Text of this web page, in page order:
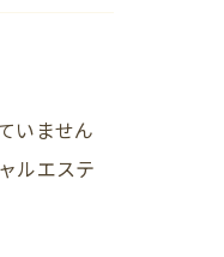
いません
ルエステ